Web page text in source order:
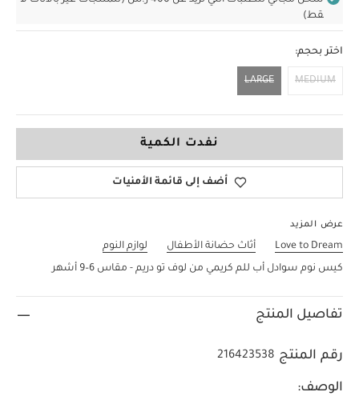
قط)
اختر بحجم:
MEDIUM
LARGE
نفدت الكمية
أضف إلى قائمة الأمنيات
عرض المزيد
Love to Dream أثاث حضانة الأطفال
لوازم النوم
كيس نوم سوادل أب للم كريمي من لوف تو دريم - مقاس 6–9 أشهر
تفاصيل المنتج
رقم المنتج 216423538
الوصف: